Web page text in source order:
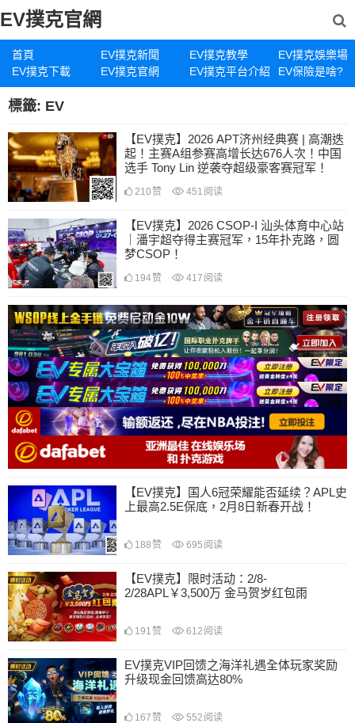
EV撲克官網
首頁 EV撲克新聞 EV撲克教學
EV撲克娛樂場
EV撲克下載
EV撲克官網 EV撲克平台介紹 EV保險是啥?
標籤: EV
【EV撲克】2026 APT济州经典赛 | 高潮迭
起！主赛A组参赛高增长达676人次！中国
选手 Tony Lin 逆袭夺超级豪客赛冠军！
210 赞 451 阅读
【EV撲克】2026 CSOP-I 汕头体育中心站
｜潘宇超夺得主赛冠军，15年扑克路，圆
梦CSOP！
194赞 417 阅读
【EV撲克】国人6冠荣耀能否延续？APL史
上最高2.5E保底，2月8日新春开战！
188 赞 695 阅读
【EV撲克】限时活动：2/8-
2/28APL￥3,500万 金马贺岁红包雨
191 赞 612 阅读
EV撲克VIP回馈之海洋礼遇全体玩家奖励
升级现金回馈高达80%
167 赞 552 阅读